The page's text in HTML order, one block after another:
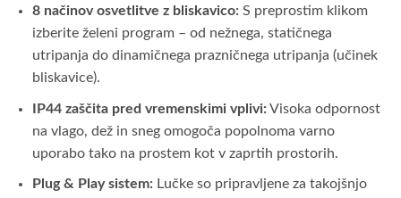
8 načinov osvetlitve z bliskavico:S preprostim klikom
izberite želeni program – od nežnega, statičnega
utripanja do dinamičnega prazničnega utripanja (učinek
bliskavice).
IP44 zaščita pred vremenskimi vplivi:Visoka odpornost
na vlago, dež in sneg omogoča popolnoma varno
uporabo tako na prostem kot v zaprtih prostorih.
Plug & Play sistem:Lučke so pripravljene za takojšnjo